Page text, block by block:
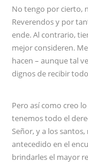
No tengo por cierto,
Reverendos y por
ende. Al contrario,
mejor consideren.
hacen – aunque tal
dignos de recibir
Pero así como creo
tenemos todo el
Señor, y a los
antecedido en el
brindarles el mayor